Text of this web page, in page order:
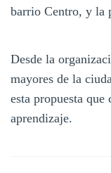
barrio Centro, y la
Desde la
mayores de la
esta propuesta
aprendizaje.